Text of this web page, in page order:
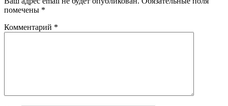
помечены *
Комментарий *